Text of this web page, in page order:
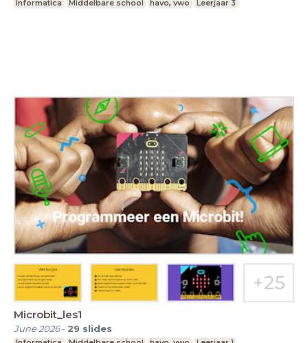
Informatica Middelbare school havo, vwo Leerjaar 3
Microbit_les1
June 2026- 29 slides